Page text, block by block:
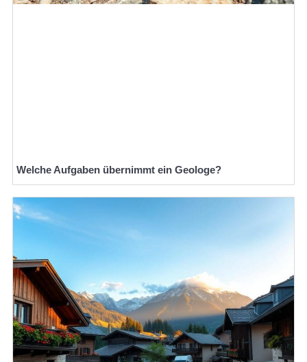
Welche Aufgaben übernimmt ein Geologe?